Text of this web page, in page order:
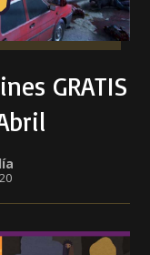
GRATIS